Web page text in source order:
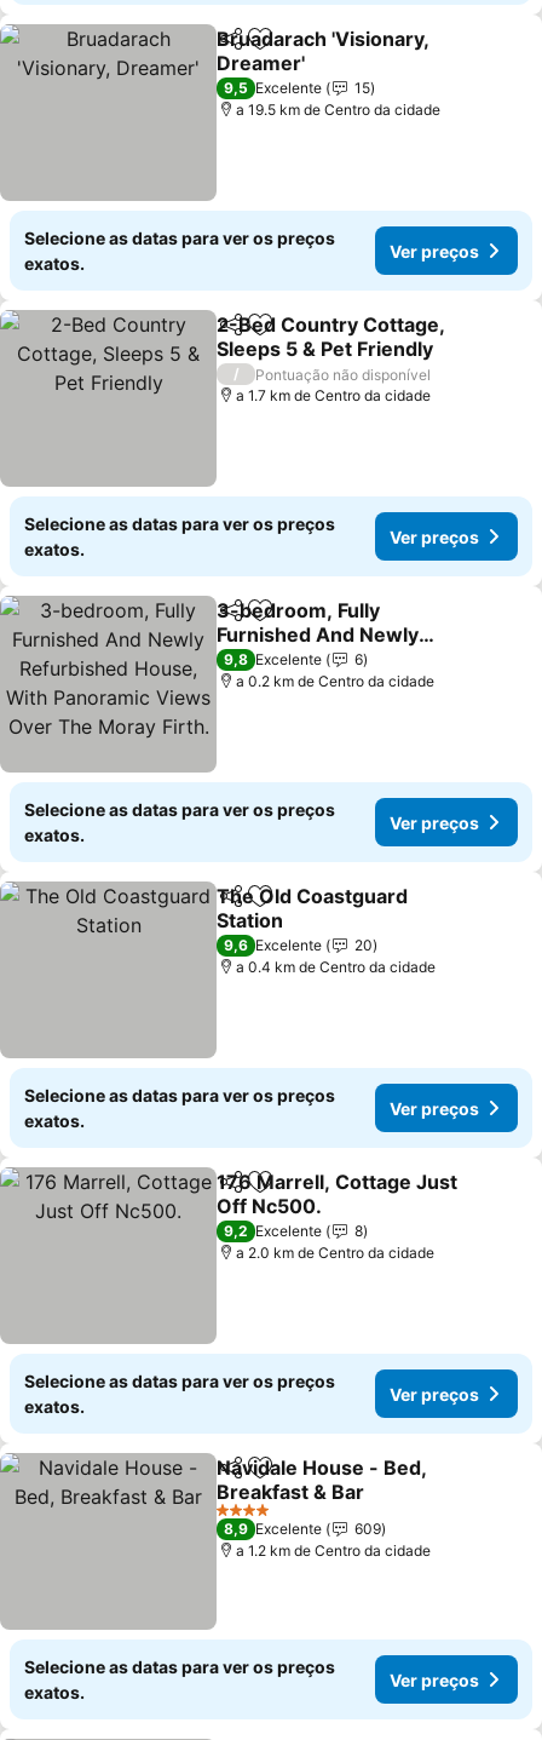
PartilharAdicionar aos favoritos
Bruadarach 'Visionary,
Dreamer'
9,5 Excelente
15
a 19.5 km de Centro da cidade
Selecione as datas para ver os preços
exatos.
Ver preços
PartilharAdicionar aos favoritos
2-Bed Country Cottage,
Sleeps 5 & Pet Friendly
/
Pontuação não disponível
a 1.7 km de Centro da cidade
Selecione as datas para ver os preços
exatos.
Ver preços
PartilharAdicionar aos favoritos
3-bedroom, Fully
Furnished And Newly
Refurbished House, With
Panoramic Views Over
9,8 Excelente
6
a 0.2 km de Centro da cidade
Selecione as datas para ver os preços
exatos.
Ver preços
PartilharAdicionar aos favoritos
The Old Coastguard
Station
9,6 Excelente
20
a 0.4 km de Centro da cidade
Selecione as datas para ver os preços
exatos.
Ver preços
PartilharAdicionar aos favoritos
176 Marrell, Cottage Just
Off Nc500.
9,2 Excelente
8
a 2.0 km de Centro da cidade
Selecione as datas para ver os preços
exatos.
Ver preços
PartilharAdicionar aos favoritos
Navidale House - Bed,
Breakfast & Bar
4 Estrelas
8,9 Excelente
609
a 1.2 km de Centro da cidade
Selecione as datas para ver os preços
exatos.
Ver preços